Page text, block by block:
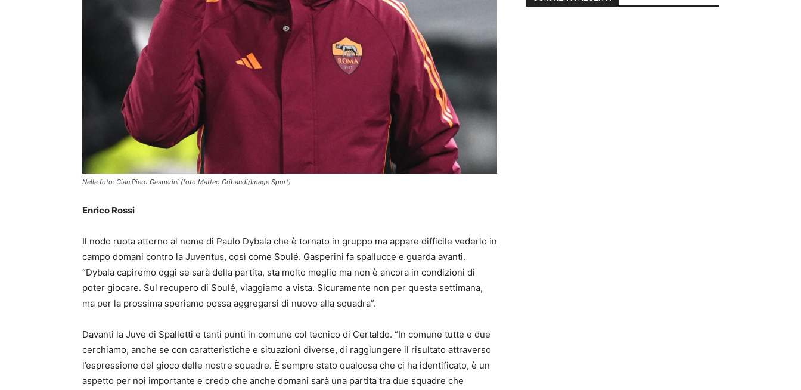
Nella foto: Gian Piero Gasperini (foto Matteo Gribaudi/Image Sport)
Enrico Rossi
Il nodo ruota attorno al nome di Paulo Dybala che è tornato in gruppo ma appare difficile vederlo in
campo domani contro la Juventus, così come Soulé. Gasperini fa spallucce e guarda avanti.
“Dybala capiremo oggi se sarà della partita, sta molto meglio ma non è ancora in condizioni di
poter giocare. Sul recupero di Soulé, viaggiamo a vista. Sicuramente non per questa settimana,
ma per la prossima speriamo possa aggregarsi di nuovo alla squadra”.
Davanti la Juve di Spalletti e tanti punti in comune col tecnico di Certaldo. “In comune tutte e due
cerchiamo, anche se con caratteristiche e situazioni diverse, di raggiungere il risultato attraverso
l’espressione del gioco delle nostre squadre. È sempre stato qualcosa che ci ha identificato, è un
aspetto per noi importante e credo che anche domani sarà una partita tra due squadre che